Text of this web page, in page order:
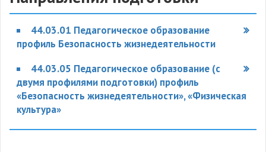
44.03.01 Педагогическое образование
профиль Безопасность жизнедеятельности
44.03.05 Педагогическое образование (с
двумя профилями подготовки) профиль
«Безопасность жизнедеятельности», «Физическая
культура»